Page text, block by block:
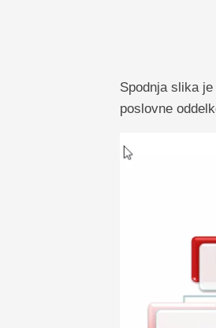
Spodnja slika
poslovne